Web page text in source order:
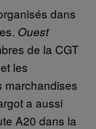
dans
Ouest
de la CGT
les
marchandises
a aussi
A20 dans la